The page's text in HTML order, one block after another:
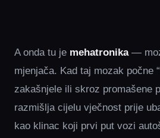
A onda tu je mehatronika—
mjenjača. Kad taj mozak počne
zakašnjele ili skroz promašene
razmišlja cijelu vječnost prije
kao klinac koji prvi put vozi